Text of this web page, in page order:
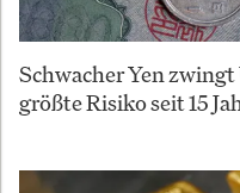
Schwacher Yen
größte Risiko seit 15